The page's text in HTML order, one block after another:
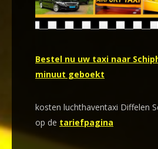
Bestel nu uw taxi naar
minuut geboekt
kosten luchthaventaxi Diffelen
op de tariefpagina